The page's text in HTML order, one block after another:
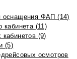
оснащения ФАП (14)
кабинета (11)
(9)
(5)
осмотров